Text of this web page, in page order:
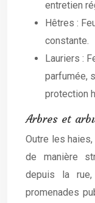
entretien
Hêtres :
constante.
Lauriers :
parfumée,
protection
Arbres et
Outre les
de manière
depuis la
promenades